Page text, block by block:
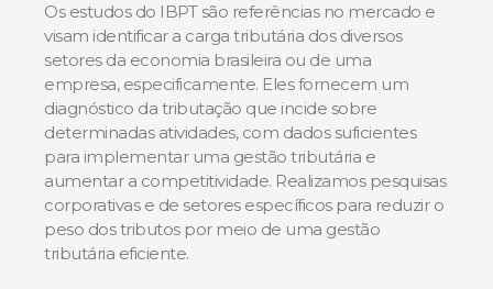
Os estudos do IBPT são referências no mercado e
visam identificar a carga tributária dos diversos
setores da economia brasileira ou de uma
empresa, especificamente. Eles fornecem um
diagnóstico da tributação que incide sobre
determinadas atividades, com dados suficientes
para implementar uma gestão tributária e
aumentar a competitividade. Realizamos pesquisas
corporativas e de setores específicos para reduzir o
peso dos tributos por meio de uma gestão
tributária eficiente.